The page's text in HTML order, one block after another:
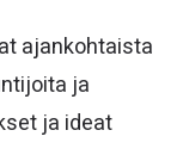
ajankohtaista
ja
ja ideat